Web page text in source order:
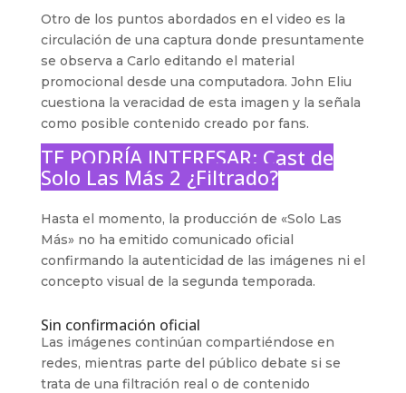
Otro de los puntos abordados en el video es la
circulación de una captura donde presuntamente
se observa a Carlo editando el material
promocional desde una computadora. John Eliu
cuestiona la veracidad de esta imagen y la señala
como posible contenido creado por fans.
TE PODRÍA INTERESAR: Cast de
Solo Las Más 2 ¿Filtrado?
Hasta el momento, la producción de «Solo Las
Más» no ha emitido comunicado oficial
confirmando la autenticidad de las imágenes ni el
concepto visual de la segunda temporada.
Sin confirmación oficial
Las imágenes continúan compartiéndose en
redes, mientras parte del público debate si se
trata de una filtración real o de contenido